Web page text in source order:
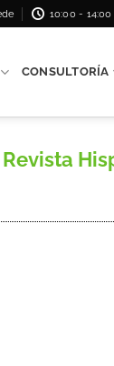
10:00 - 14:00
CONSULTORÍA